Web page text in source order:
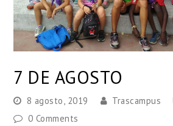
7 DE AGOSTO
8 agosto, 2019 Trascampus
0 Comments